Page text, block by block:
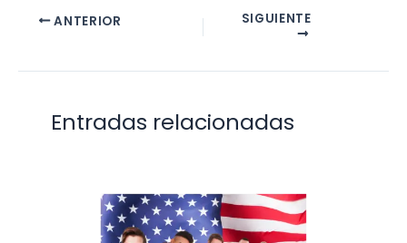
ANTERIOR SIGUIENTE
Entradas relacionadas